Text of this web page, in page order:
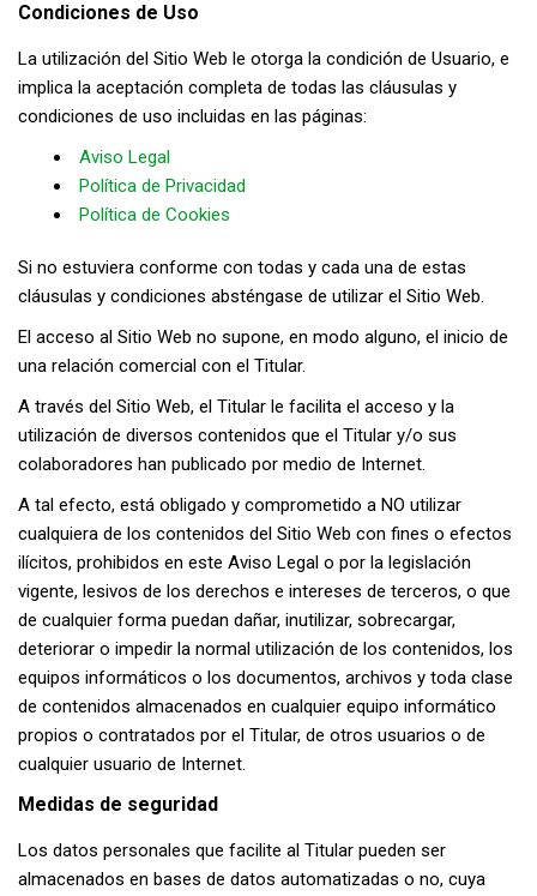
Condiciones de Uso
La utilización del Sitio Web le otorga la condición de Usuario, e
implica la aceptación completa de todas las cláusulas y
condiciones de uso incluidas en las páginas:
Aviso Legal
Política de Privacidad
Política de Cookies
Si no estuviera conforme con todas y cada una de estas
cláusulas y condiciones absténgase de utilizar el Sitio Web.
El acceso al Sitio Web no supone, en modo alguno, el inicio de
una relación comercial con el Titular.
A través del Sitio Web, el Titular le facilita el acceso y la
utilización de diversos contenidos que el Titular y/o sus
colaboradores han publicado por medio de Internet.
A tal efecto, está obligado y comprometido a NO utilizar
cualquiera de los contenidos del Sitio Web con fines o efectos
ilícitos, prohibidos en este Aviso Legal o por la legislación
vigente, lesivos de los derechos e intereses de terceros, o que
de cualquier forma puedan dañar, inutilizar, sobrecargar,
deteriorar o impedir la normal utilización de los contenidos, los
equipos informáticos o los documentos, archivos y toda clase
de contenidos almacenados en cualquier equipo informático
propios o contratados por el Titular, de otros usuarios o de
cualquier usuario de Internet.
Medidas de seguridad
Los datos personales que facilite al Titular pueden ser
almacenados en bases de datos automatizadas o no, cuya